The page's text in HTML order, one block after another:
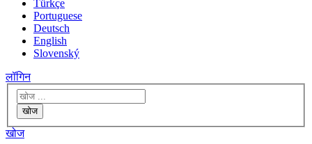
Türkçe
Portuguese
Deutsch
English
Slovenský
लॉगिन
खोज
खोज